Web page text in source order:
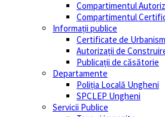
Compartimentul
Compartimentul
Informații publice
Certificate de
Autorizații de
Publicații de căsătorie
Departamente
Poliția Locală Ungheni
SPCLEP Ungheni
Servicii Publice